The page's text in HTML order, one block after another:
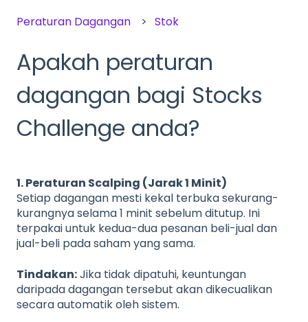
Peraturan Dagangan
Stok
Apakah peraturan
dagangan bagi Stocks
Challenge anda?
1. Peraturan Scalping (Jarak 1 Minit)
Setiap dagangan mesti kekal terbuka sekurang-
kurangnya selama 1 minit sebelum ditutup. Ini
terpakai untuk kedua-dua pesanan beli-jual dan
jual-beli pada saham yang sama.
Tindakan:Jika tidak dipatuhi, keuntungan
daripada dagangan tersebut akan dikecualikan
secara automatik oleh sistem.